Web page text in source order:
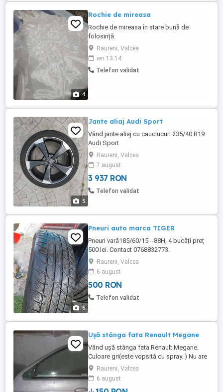
4
Rochie de mireasa
Rochie de mireasa în stare bună de
folosință.
Raureni, Valcea
ieri 13:14
Telefon validat
5
Jante aliaj Audi Sport
Vând jante aliaj cu cauciucuri 235/40 R19
Audi Sport
Raureni, Valcea
7 august
3 937 RON
Telefon validat
5
Pneuri auto marca TIGER
Pneuri vară185/60/15 --88H, 4 bucăți preț
500 lei. Contact 0768832773.
Raureni, Valcea
6 august
500 RON
Telefon validat
Ușă stânga fata Renault Megane
Vând ușă stânga fata Renault Megane.
Culoare gri(este vopsită cu spray..) Nu are
rugină.. Stare bună.. Preț 150 lei. Contact
nr. 0768832773.Ștefan.. Rog seriozitate..
Locație Raureni (Vâlcea)..
Raureni, Valcea
6 august